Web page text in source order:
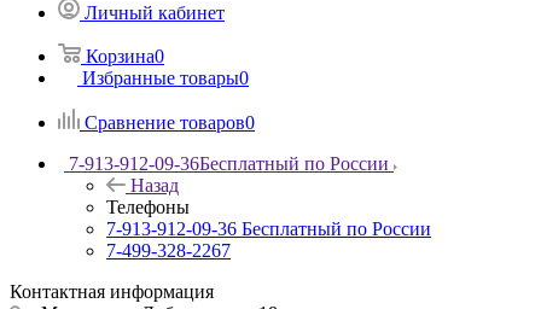
Личный кабинет
Корзина0
Избранные товары0
Сравнение товаров0
7-913-912-09-36Бесплатный по России
Назад
Телефоны
7-913-912-09-36 Бесплатный по России
7-499-328-2267
Контактная информация